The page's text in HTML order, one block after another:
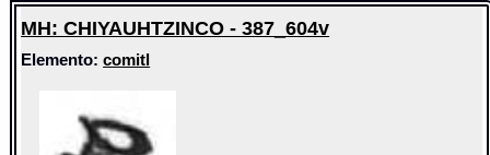
MH: CHIYAUHTZINCO - 387_604v
Elemento:comitl